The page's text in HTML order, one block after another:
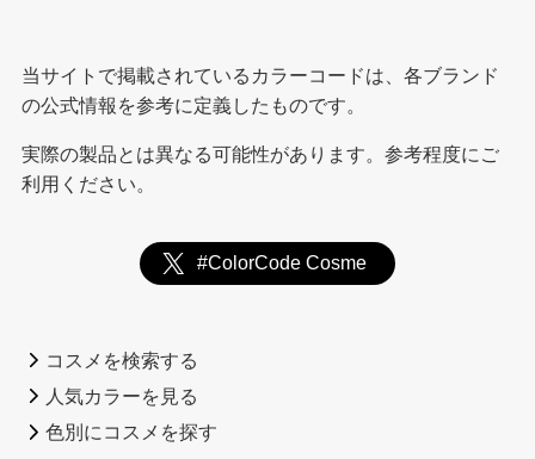
当サイトで掲載されているカラーコードは、各ブランド
の公式情報を参考に定義したものです。
実際の製品とは異なる可能性があります。参考程度にご
利用ください。
#ColorCode Cosme
コスメを検索する
人気カラーを見る
色別にコスメを探す